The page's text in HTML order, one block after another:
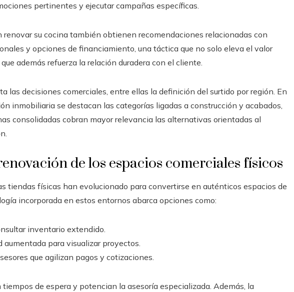
pertinentes y ejecutar campañas específicas.
renovar su cocina también obtienen recomendaciones relacionadas con
y opciones de financiamiento, una táctica que no solo eleva el valor
además refuerza la relación duradera con el cliente.
las decisiones comerciales, entre ellas la definición del surtido por región. En
inmobiliaria se destacan las categorías ligadas a construcción y acabados,
consolidadas cobran mayor relevancia las alternativas orientadas al
de los espacios comerciales físicos
tiendas físicas han evolucionado para convertirse en auténticos espacios de
incorporada en estos entornos abarca opciones como:
inventario extendido.
aumentada para visualizar proyectos.
que agilizan pagos y cotizaciones.
de espera y potencian la asesoría especializada. Además, la